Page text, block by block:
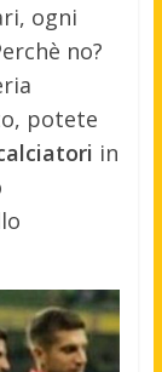
ogni
no?
potete
in